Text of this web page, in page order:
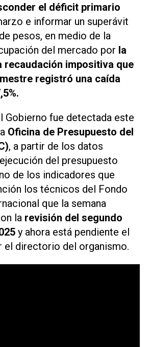
el déficit primario
e informar un superávit
pesos, en medio de la
del mercado por la
recaudación impositiva que
registró una caída
Gobierno fue detectada este
Oficina de Presupuesto del
, a partir de los datos
del presupuesto
de los indicadores que
los técnicos del Fondo
que la semana
la revisión del segundo
y ahora está pendiente el
el directorio del organismo.